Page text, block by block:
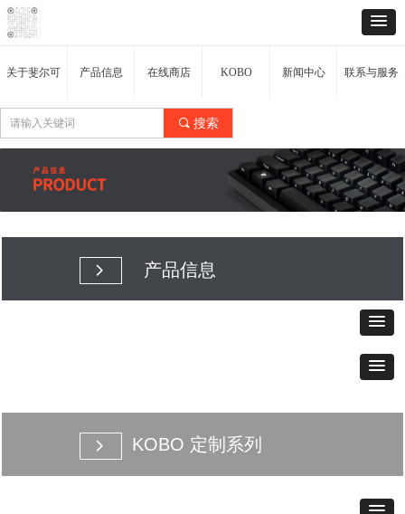
끠 搜索
关于斐尔可 产品信息 在线商店 KOBO 新闻中心 联系与服务
产品信息
넲
KOBO 定制系列
넲